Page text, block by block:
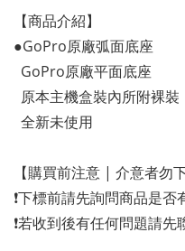
【商品介紹】
●GoPro原廠弧面底座
  GoPro原廠平面底座
  原本主機盒裝內所附裸裝
  全新未使用
【購買前注意 | 介意者勿下
❗️下標前請先詢問商品是否
❗️若收到後有任何問題請